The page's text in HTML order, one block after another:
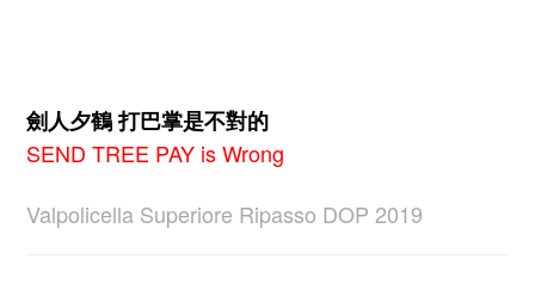
劍人夕鶴 打巴掌是不對的
SEND TREE PAY is Wrong
Valpolicella Superiore Ripasso DOP 2019